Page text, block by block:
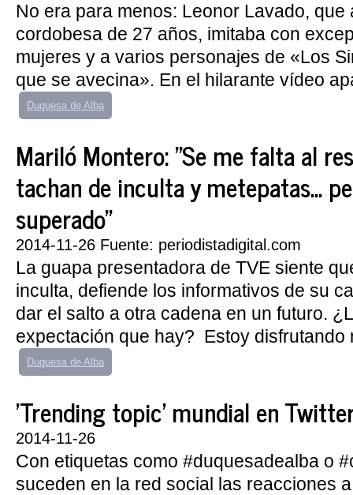
No era para menos: Leonor Lavado, que
cordobesa de 27 años, imitaba con
mujeres y a varios personajes de «Los
que se avecina». En el hilarante vídeo
Duquesa de Alba
Mariló Montero: "Se me falta al
tachan de inculta y metepatas...
superado"
2014-11-26 Fuente: periodistadigital.com
La guapa presentadora de TVE siente
inculta, defiende los informativos de su
dar el salto a otra cadena en un futuro.
expectación que hay? Estoy disfrutando
Duquesa de Alba
'Trending topic' mundial en
2014-11-26
Con etiquetas como #duquesadealba o
suceden en la red social las reacciones